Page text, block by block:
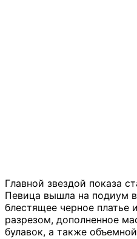
Главной звездой показа
Певица вышла на подиум
блестящее черное платье
разрезом, дополненное
булавок, а также